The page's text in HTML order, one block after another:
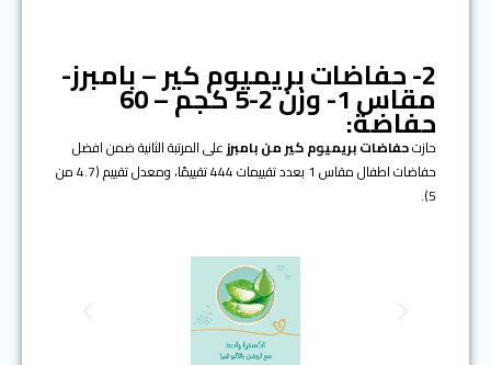
2- حفاضات بريميوم كير – بامبرز-
مقاس 1- وزن 2-5 كجم – 60 حفاضة:
حازتحفاضات بريميوم كير من بامبرزعلى المرتبة الثانية ضمن افضل
حفاضات اطفال مقاس 1 بعدد تقييمات 444 تقييمًا، ومعدل تقييم (4.7 من
5).